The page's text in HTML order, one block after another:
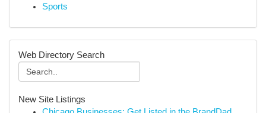
Sports
Web Directory Search
New Site Listings